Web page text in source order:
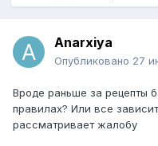
Anarxiya
Опубликовано 27
Вроде раньше за рецепты
правилах? Или все
рассматривает жалобу